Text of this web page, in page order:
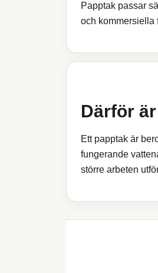
Papptak passar
och kommersiella
Därför
Ett papptak är
fungerande
större arbeten